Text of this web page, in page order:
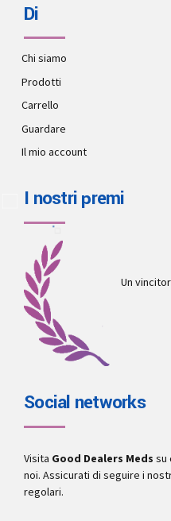
Di
Chi siamo
Prodotti
Carrello
Guardare
Il mio account
I nostri premi
Un
Social networks
Visita Good Dealers Meds su
noi. Assicurati di seguire i
regolari.